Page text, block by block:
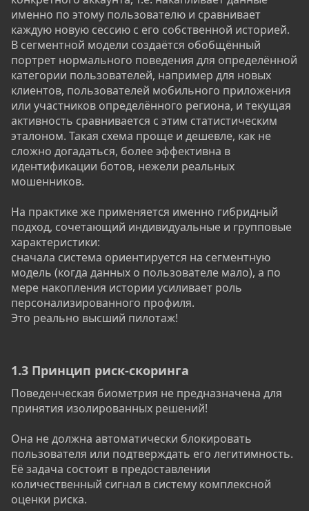
именно по этому пользователю и сравнивает
каждую новую сессию с его собственной историей.
В сегментной модели создаётся обобщённый
портрет нормального поведения для определённой
категории пользователей, например для новых
клиентов, пользователей мобильного приложения
или участников определённого региона, и текущая
активность сравнивается с этим статистическим
эталоном. Такая схема проще и дешевле, как не
сложно догадаться, более эффективна в
идентификации ботов, нежели реальных
мошенников.
На практике же применяется именно гибридный
подход, сочетающий индивидуальные и групповые
характеристики:
сначала система ориентируется на сегментную
модель (когда данных о пользователе мало), а по
мере накопления истории усиливает роль
персонализированного профиля.
Это реально высший пилотаж!
1.3 Принцип риск-скоринга​
Поведенческая биометрия не предназначена для
принятия изолированных решений!
Она не должна автоматически блокировать
пользователя или подтверждать его легитимность.
Её задача состоит в предоставлении
количественный сигнал в систему комплексной
оценки риска.